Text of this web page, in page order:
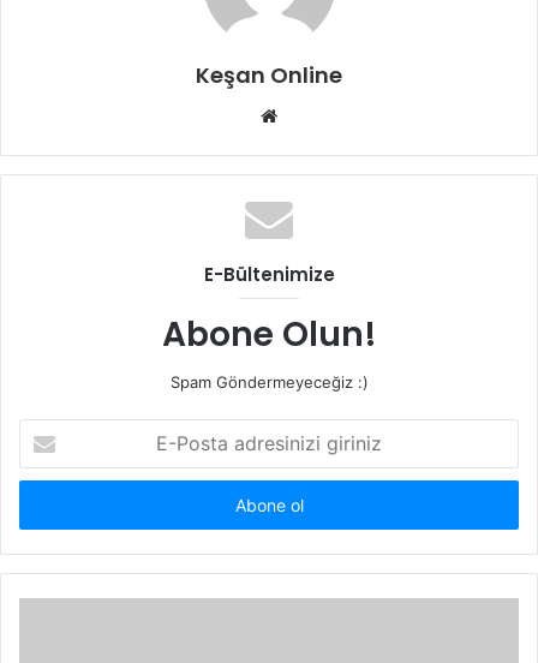
Keşan Online
Web
E-Bültenimize
Abone Olun!
Spam Göndermeyeceğiz :)
Posta
adresinizi